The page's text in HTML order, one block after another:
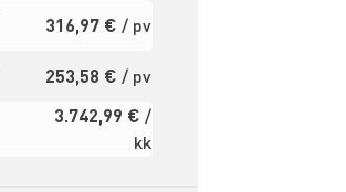
316,97 € / pv
253,58 € / pv
3.742,99 € /
kk